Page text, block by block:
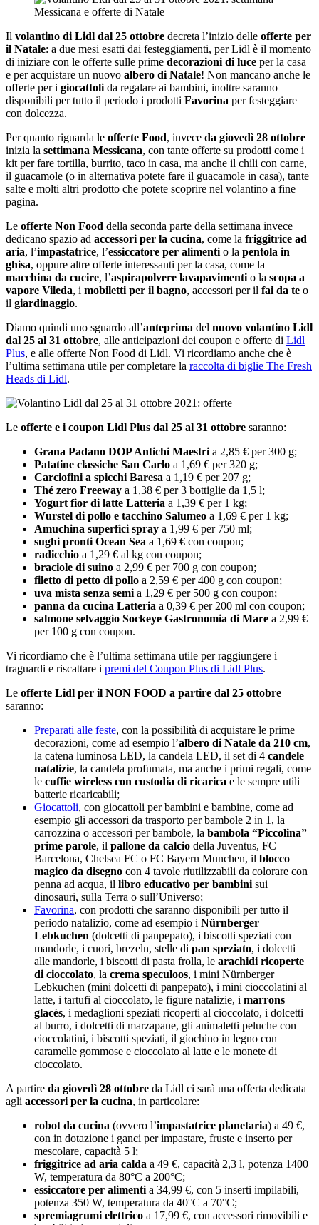
Il volantino di Lidl dal 25 ottobre decreta l’inizio delle offerte per
il Natale: a due mesi esatti dai festeggiamenti, per Lidl è il momento
di iniziare con le offerte sulle prime decorazioni di luce per la casa
e per acquistare un nuovo albero di Natale! Non mancano anche le
offerte per i giocattoli da regalare ai bambini, inoltre saranno
disponibili per tutto il periodo i prodotti Favorina per festeggiare
con dolcezza.
Per quanto riguarda le offerte Food, invece da giovedì 28 ottobre
inizia la settimana Messicana, con tante offerte su prodotti come i
kit per fare tortilla, burrito, taco in casa, ma anche il chili con carne,
il guacamole (o in alternativa potete fare il guacamole in casa), tante
salte e molti altri prodotto che potete scoprire nel volantino a fine
pagina.
Le offerte Non Food della seconda parte della settimana invece
dedicano spazio ad accessori per la cucina, come la friggitrice ad
aria, l’impastatrice, l’essiccatore per alimenti o la pentola in
ghisa, oppure altre offerte interessanti per la casa, come la
macchina da cucire, l’aspirapolvere lavapavimenti o la scopa a
vapore Vileda, i mobiletti per il bagno, accessori per il fai da te o
il giardinaggio.
Diamo quindi uno sguardo all’anteprima del nuovo volantino Lidl
dal 25 al 31 ottobre, alle anticipazioni dei coupon e offerte di Lidl
Plus, e alle offerte Non Food di Lidl. Vi ricordiamo anche che è
l’ultima settimana utile per completare la raccolta di biglie The Fresh
Heads di Lidl.
Le offerte e i coupon Lidl Plus dal 25 al 31 ottobre saranno:
Grana Padano DOP Antichi Maestri a 2,85 € per 300 g;
Patatine classiche San Carlo a 1,69 € per 320 g;
Carciofini a spicchi Baresa a 1,19 € per 207 g;
Thé zero Freeway a 1,38 € per 3 bottiglie da 1,5 l;
Yogurt fior di latte Latteria a 1,39 € per 1 kg;
Wurstel di pollo e tacchino Salumeo a 1,69 € per 1 kg;
Amuchina superfici spray a 1,99 € per 750 ml;
sughi pronti Ocean Sea a 1,69 € con coupon;
radicchio a 1,29 € al kg con coupon;
braciole di suino a 2,99 € per 700 g con coupon;
filetto di petto di pollo a 2,59 € per 400 g con coupon;
uva mista senza semi a 1,29 € per 500 g con coupon;
panna da cucina Latteria a 0,39 € per 200 ml con coupon;
salmone selvaggio Sockeye Gastronomia di Mare a 2,99 €
per 100 g con coupon.
Vi ricordiamo che è l’ultima settimana utile per raggiungere i
traguardi e riscattare i premi del Coupon Plus di Lidl Plus.
Le offerte Lidl per il NON FOOD a partire dal 25 ottobre
saranno:
Preparati alle feste, con la possibilità di acquistare le prime
decorazioni, come ad esempio l’albero di Natale da 210 cm,
la catena luminosa LED, la candela LED, il set di 4 candele
natalizie, la candela profumata, ma anche i primi regali, come
le cuffie wireless con custodia di ricarica e le sempre utili
batterie ricaricabili;
Giocattoli, con giocattoli per bambini e bambine, come ad
esempio gli accessori da trasporto per bambole 2 in 1, la
carrozzina o accessori per bambole, la bambola “Piccolina”
prime parole, il pallone da calcio della Juventus, FC
Barcelona, Chelsea FC o FC Bayern Munchen, il blocco
magico da disegno con 4 tavole riutilizzabili da colorare con
penna ad acqua, il libro educativo per bambini sui
dinosauri, sulla Terra o sull’Universo;
Favorina, con prodotti che saranno disponibili per tutto il
periodo natalizio, come ad esempio i Nürnberger
Lebkuchen (dolcetti di panpepato), i biscotti speziati con
mandorle, i cuori, brezeln, stelle di pan speziato, i dolcetti
alle mandorle, i biscotti di pasta frolla, le arachidi ricoperte
di cioccolato, la crema speculoos, i mini Nürnberger
Lebkuchen (mini dolcetti di panpepato), i mini cioccolatini al
latte, i tartufi al cioccolato, le figure natalizie, i marrons
glacés, i medaglioni speziati ricoperti al cioccolato, i dolcetti
al burro, i dolcetti di marzapane, gli animaletti peluche con
cioccolatini, i biscotti speziati, il giochino in legno con
caramelle gommose e cioccolato al latte e le monete di
cioccolato.
A partire da giovedì 28 ottobre da Lidl ci sarà una offerta dedicata
agli accessori per la cucina, in particolare:
robot da cucina (ovvero l’impastatrice planetaria) a 49 €,
con in dotazione i ganci per impastare, fruste e inserto per
mescolare, capacità 5 l;
friggitrice ad aria calda a 49 €, capacità 2,3 l, potenza 1400
W, temperatura da 80°C a 200°C;
essiccatore per alimenti a 34,99 €, con 5 inserti impilabili,
potenza 350 W, temperatura da 40°C a 70°C;
spremiagrumi elettrico a 17,99 €, con accessori rimovibili e